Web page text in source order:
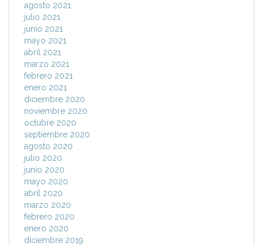
agosto 2021
julio 2021
junio 2021
mayo 2021
abril 2021
marzo 2021
febrero 2021
enero 2021
diciembre 2020
noviembre 2020
octubre 2020
septiembre 2020
agosto 2020
julio 2020
junio 2020
mayo 2020
abril 2020
marzo 2020
febrero 2020
enero 2020
diciembre 2019